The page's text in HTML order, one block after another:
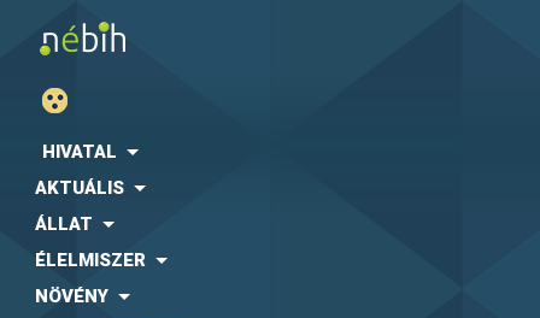
HIVATAL
AKTUÁLIS
ÁLLAT
ÉLELMISZER
NÖVÉNY